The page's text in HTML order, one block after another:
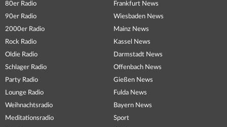
80er Radio
90er Radio
2000er Radio
Rock Radio
Oldie Radio
Schlager Radio
Party Radio
Lounge Radio
Weihnachtsradio
Meditationsradio
Frankfurt News
Wiesbaden News
Mainz News
Kassel News
Darmstadt News
Offenbach News
Gießen News
Fulda News
Bayern News
Sport